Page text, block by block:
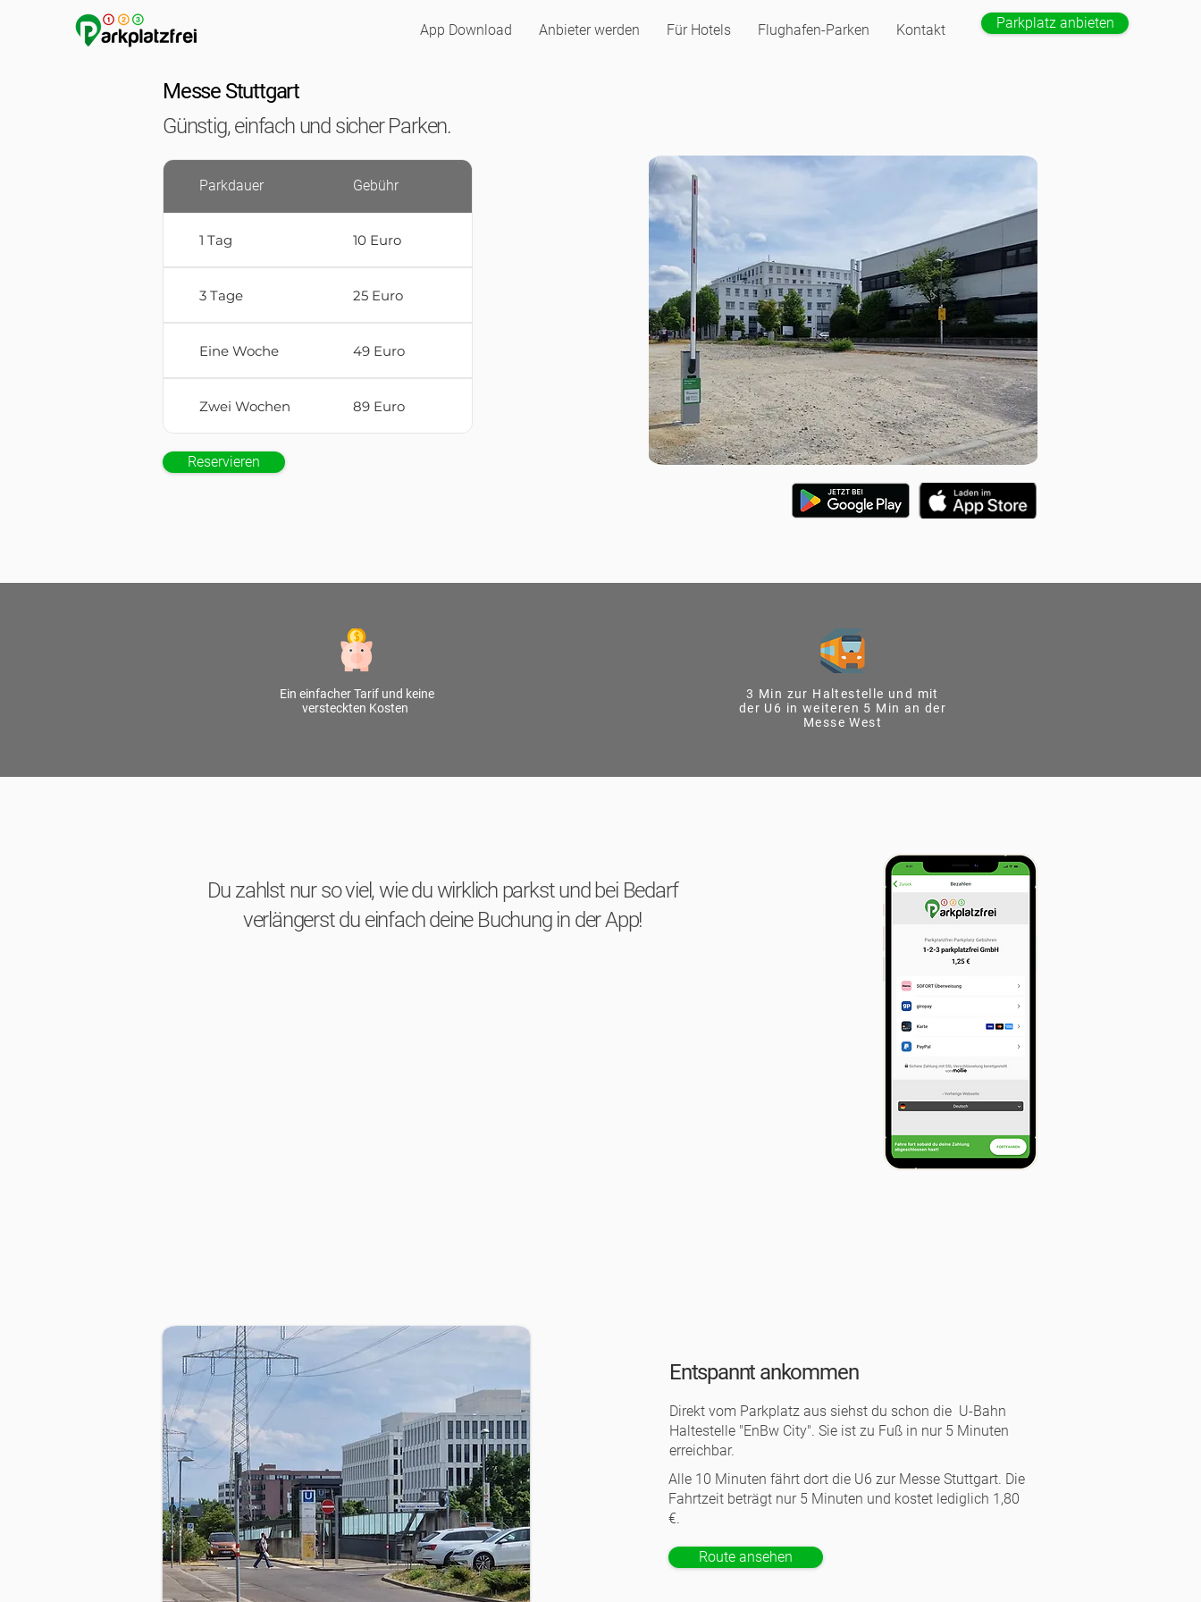
App Download Anbieter werden Für Hotels Flughafen-Parken Kontakt Parkplatz anbieten
Messe Stuttgart
Günstig, einfach und sicher Parken.
Parkdauer Gebühr
1 Tag 10 Euro
3 Tage 25 Euro
Eine Woche 49 Euro
Zwei Wochen 89 Euro
Reservieren
Ein einfacher Tarif und keine
versteckten Kosten
3 Min zur Haltestelle und mit
der U6 in weiteren 5 Min an der
Messe West
Du zahlst nur so viel, wie du wirklich parkst und bei Bedarf
verlängerst du einfach deine Buchung in der App!
Entspannt ankommen
Direkt vom Parkplatz aus siehst du schon die U-Bahn
Haltestelle "EnBw City". Sie ist zu Fuß in nur 5 Minuten
erreichbar.
Alle 10 Minuten fährt dort die U6 zur Messe Stuttgart. Die
Fahrtzeit beträgt nur 5 Minuten und kostet lediglich 1,80
€.
Route ansehen